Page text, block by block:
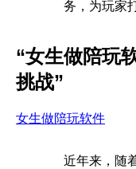
务，为玩家
“女生做陪玩
挑战”
女生做陪玩软件
近年来，随